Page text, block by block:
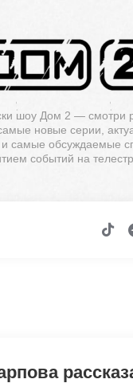
шоу Дом 2 — смотри
новые серии,
и самые обсуждаемые
событий на